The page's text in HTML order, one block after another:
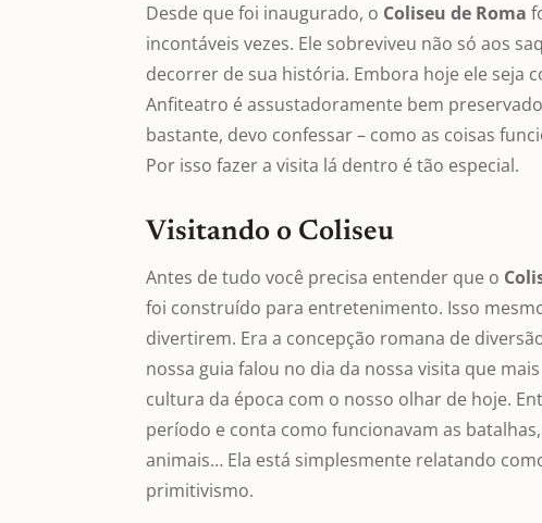
Desde que foi inaugurado, o Coliseu de Roma
incontáveis vezes. Ele sobreviveu não só aos
decorrer de sua história. Embora hoje ele seja
Anfiteatro é assustadoramente bem
bastante, devo confessar – como as coisas
Por isso fazer a visita lá dentro é tão especial.
Visitando o Coliseu
Antes de tudo você precisa entender que o
foi construído para entretenimento. Isso
divertirem. Era a concepção romana de
nossa guia falou no dia da nossa visita que
cultura da época com o nosso olhar de hoje.
período e conta como funcionavam as
animais… Ela está simplesmente relatando
primitivismo.